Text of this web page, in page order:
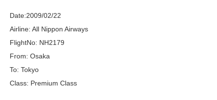
Date:2009/02/22
Airline: All Nippon Airways
FlightNo: NH2179
From: Osaka
To: Tokyo
Class: Premium Class